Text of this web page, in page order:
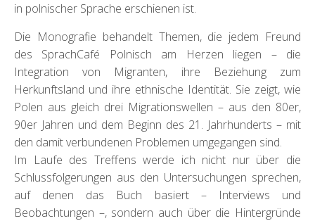
in polnischer Sprache erschienen ist.
Die Monografie behandelt Themen, die jedem Freund
des SprachCafé Polnisch am Herzen liegen – die
Integration von Migranten, ihre Beziehung zum
Herkunftsland und ihre ethnische Identität. Sie zeigt, wie
Polen aus gleich drei Migrationswellen – aus den 80er,
90er Jahren und dem Beginn des 21. Jahrhunderts – mit
den damit verbundenen Problemen umgegangen sind.
Im Laufe des Treffens werde ich nicht nur über die
Schlussfolgerungen aus den Untersuchungen sprechen,
auf denen das Buch basiert – Interviews und
Beobachtungen –, sondern auch über die Hintergründe